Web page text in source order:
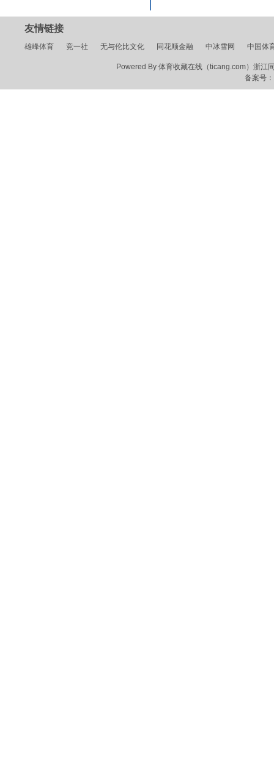
友情链接
雄峰体育 竞一社 无与伦比文化 同花顺金融 中冰雪网 中国体
Powered By 体育收藏在线（ticang.com）浙江
备案号：